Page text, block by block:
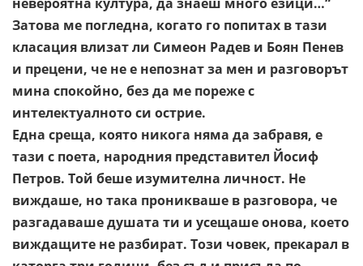
Затова ме погледна, когато го попитах в тази
класация влизатли Симеон Радев и Боян Пенев
и прецени, че не е непознат за мен и разговорът
мина спокойно, без да ме пореже с
интелектуалното си острие.
Една среща, която никога няма да забравя, е
тази с поета, народния представител Йосиф
Петров. Той беше изумителна личност. Не
виждаше, но така проникваше в разговора, че
разгадаваше душата ти и усещаше онова, което
виждащите не разбират. Този човек, прекарал в